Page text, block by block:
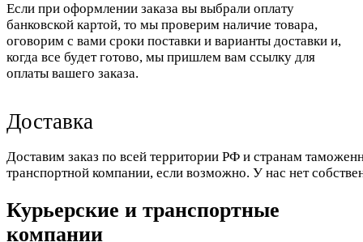
Если при оформлении заказа вы выбрали оплату
банковской картой, то мы проверим наличие товара,
оговорим с вами сроки поставки и варианты доставки и,
когда все будет готово, мы пришлем вам ссылку для
оплаты вашего заказа.
Доставка
Доставим заказ по всей территории РФ и странам
транспортной компании, если возможно. У нас нет
Курьерские и транспортные
компании